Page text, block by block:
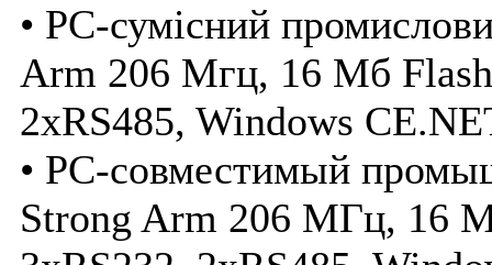
• PC-сумісний
Arm 206 Мгц, 16 Мб
2xRS485, Windows
• PC-совместимый
Strong Arm 206 МГц, 16